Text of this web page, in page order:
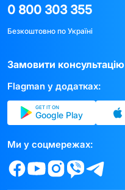
0 800 303 355
Безкоштовно по Україні
Замовити консультацію
Flagman у додатках:
GET IT ON
Google Play
Ми у соцмережах: